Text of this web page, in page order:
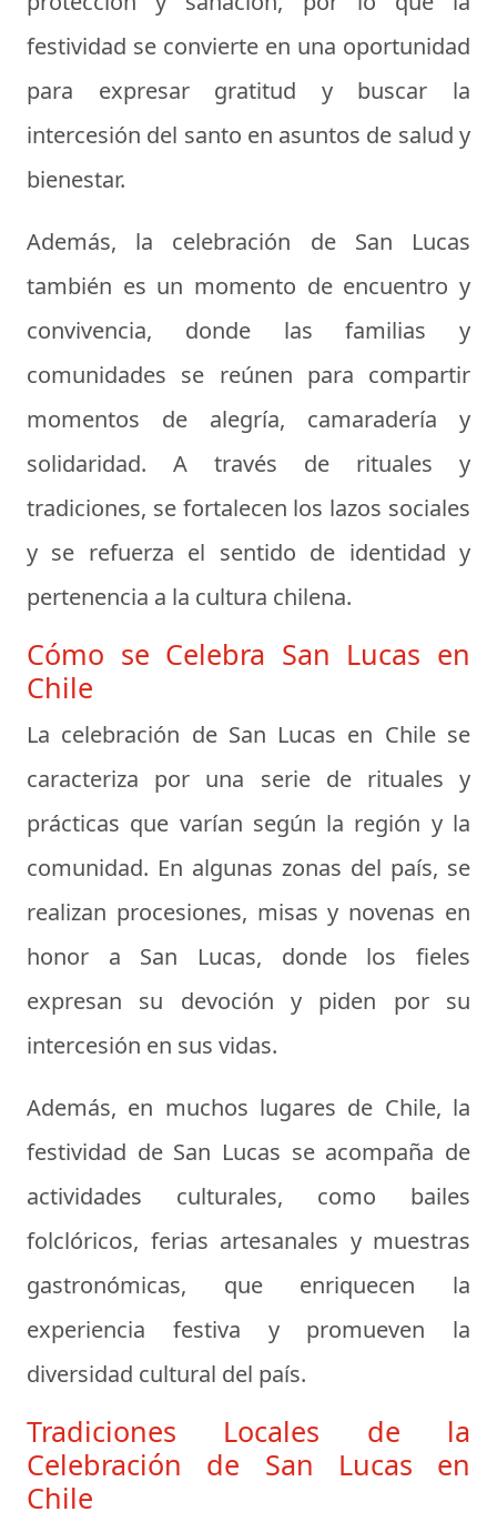
festividad se convierte en una oportunidad
para expresar gratitud y buscar la
intercesión del santo en asuntos de salud y
bienestar.
Además, la celebración de San Lucas
también es un momento de encuentro y
convivencia, donde las familias y
comunidades se reúnen para compartir
momentos de alegría, camaradería y
solidaridad. A través de rituales y
tradiciones, se fortalecen los lazos sociales
y se refuerza el sentido de identidad y
pertenencia a la cultura chilena.
Cómo se Celebra San Lucas en
Chile
La celebración de San Lucas en Chile se
caracteriza por una serie de rituales y
prácticas que varían según la región y la
comunidad. En algunas zonas del país, se
realizan procesiones, misas y novenas en
honor a San Lucas, donde los fieles
expresan su devoción y piden por su
intercesión en sus vidas.
Además, en muchos lugares de Chile, la
festividad de San Lucas se acompaña de
actividades culturales, como bailes
folclóricos, ferias artesanales y muestras
gastronómicas, que enriquecen la
experiencia festiva y promueven la
diversidad cultural del país.
Tradiciones Locales de la
Celebración de San Lucas en
Chile